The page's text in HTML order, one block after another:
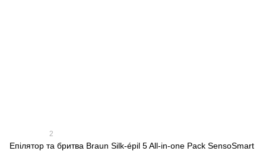
2
Епілятор та бритва Braun Silk-épil 5 All-in-one Pack SensoSmart